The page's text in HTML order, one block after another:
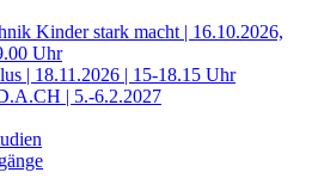
Kinder stark macht | 16.10.2026,
Uhr
| 18.11.2026 | 15-18.15 Uhr
| 5.-6.2.2027